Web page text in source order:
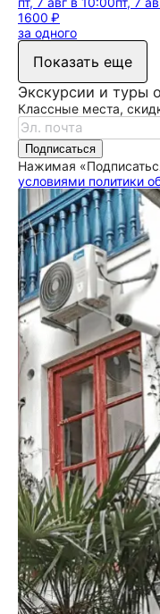
1600 ₽
за одного
Показать еще
Экскурсии и туры
Классные места,
Подписаться
Нажимая
условиями политики